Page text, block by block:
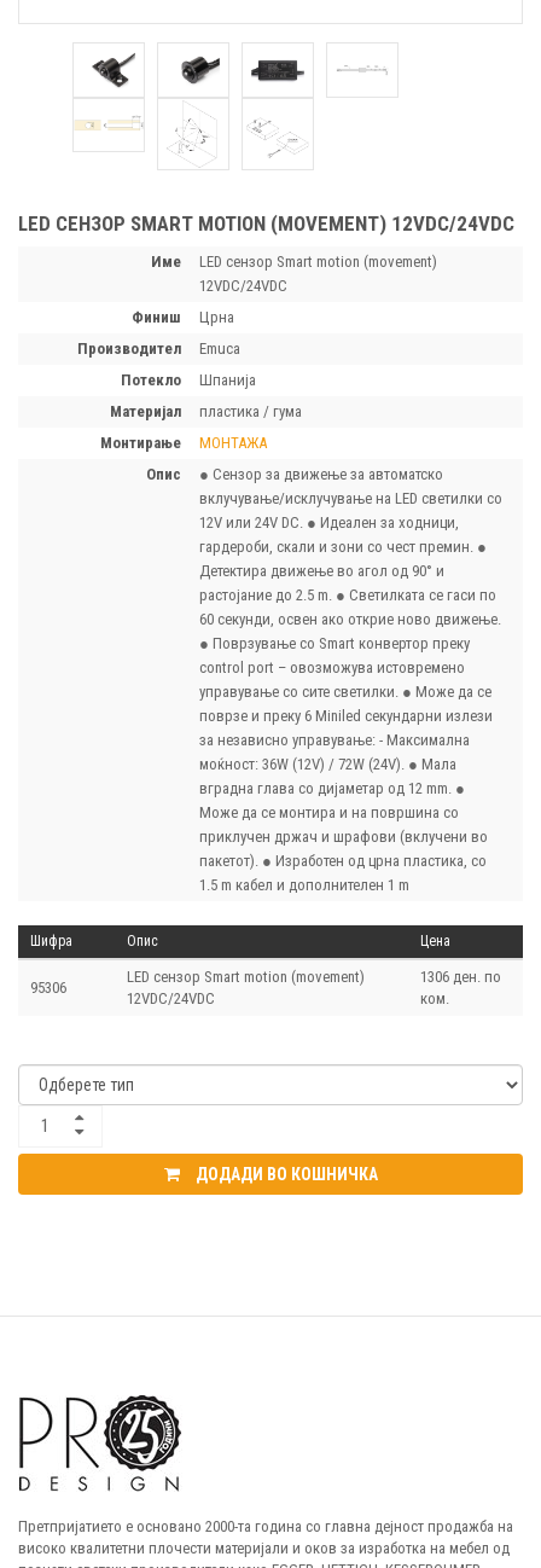
LED СЕНЗОР SMART MOTION (MOVEMENT) 12VDC/24VDC
Име
LED сензор Smart motion (movement)
12VDC/24VDC
финиш
Црна
производител
Emuca
потекло
Шпанија
материјал
пластика / гума
монтирање
МОНТАЖА
опис
● Сензор за движење за автоматско
вклучување/исклучување на LED светилки со
12V или 24V DC. ● Идеален за ходници,
гардероби, скали и зони со чест премин. ●
Детектира движење во агол од 90° и
растојание до 2.5 m. ● Светилката се гаси по
60 секунди, освен ако открие ново движење.
● Поврзување со Smart конвертор преку
control port – овозможува истовремено
управување со сите светилки. ● Може да се
поврзе и преку 6 Miniled секундарни излези
за независно управување: - Максимална
моќност: 36W (12V) / 72W (24V). ● Mала
вградна глава со дијаметар од 12 mm. ●
Може да се монтира и на површина со
приклучен држач и шрафови (вклучени во
пакетот). ● Изработен од црна пластика, со
1.5 m кабел и дополнителен 1 m
Шифра Опис Цена
95306
LED сензор Smart motion (movement)
12VDC/24VDC
1306 ден. по
ком.
ДОДАДИ ВО КОШНИЧКА
Претпријатието е основано 2000-та година со главна дејност продажба на
високо квалитетни плочести материјали и оков за изработка на мебел од